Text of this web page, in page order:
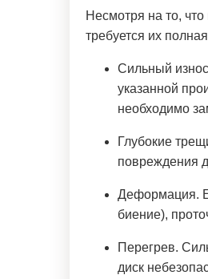
Несмотря на то,
требуется их
Сильный
указанной
необходимо
Глубокие
повреждения
Деформация.
биение),
Перегрев.
диск